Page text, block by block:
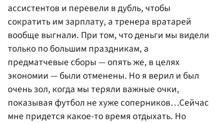
ассистентов и перевели в дубль, чтобы
сократить им зарплату, а тренера вратарей
вообще выгнали. При том, что деньги мы видели
только по большим праздникам, а
предматчевые сборы — опять же, в целях
экономии — были отменены. Но я верил и был
очень зол, когда мы теряли важные очки,
показывая футбол не хуже соперников…Сейчас
мне придется какое-то время отдыхать. Но